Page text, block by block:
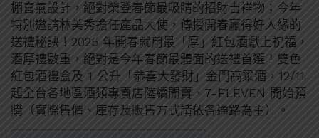
棚喜氣設計，絕對榮登春節最吸睛的招財吉祥物；今年
特別邀請林美秀擔任產品大使，傳授開春贏得好人緣的
送禮秘訣！2025 年開春就用最「厚」紅包酒獻上祝福，
酒厚禮數重，絕對是今年春節最體面的送禮首選！雙色
紅包酒禮盒及 1 公升「恭喜大發財」金門高粱酒，12/11
起全台各地區酒類專賣店陸續開賣、7-ELEVEN 開始預
購（實際售價、庫存及販售方式請依各通路為主）。